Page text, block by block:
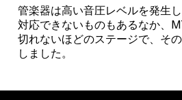
管楽器は高い音圧レベルを発生
対応できないものもあるなか、
切れないほどのステージで、そ
しました。